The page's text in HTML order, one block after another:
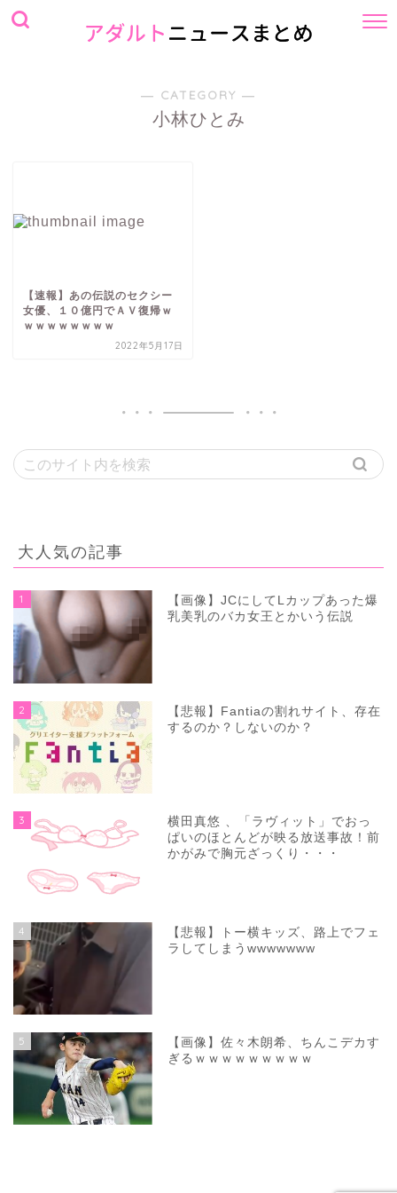
― CATEGORY ―
小林ひとみ
【速報】あの伝説のセクシー
女優、１０億円でＡＶ復帰ｗ
ｗｗｗｗｗｗｗｗ
2022年5月17日
大人気の記事
1
【画像】JCにしてLカップあった爆
乳美乳のバカ女王とかいう伝説
2
【悲報】Fantiaの割れサイト、存在
するのか？しないのか？
3
横田真悠 、「ラヴィット」でおっ
ぱいのほとんどが映る放送事故！前
かがみで胸元ざっくり・・・
4
【悲報】トー横キッズ、路上でフェ
ラしてしまうwwwwwww
5
【画像】佐々木朗希、ちんこデカす
ぎるｗｗｗｗｗｗｗｗｗ